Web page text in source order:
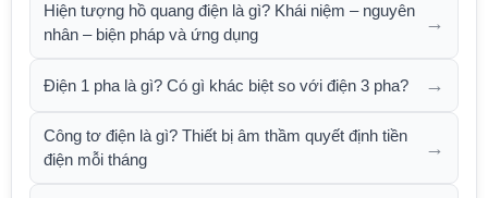
Hiện tượng hồ quang điện là gì? Khái niệm – nguyên
nhân – biện pháp và ứng dụng
→
Điện 1 pha là gì? Có gì khác biệt so với điện 3 pha? →
Công tơ điện là gì? Thiết bị âm thầm quyết định tiền
điện mỗi tháng
→